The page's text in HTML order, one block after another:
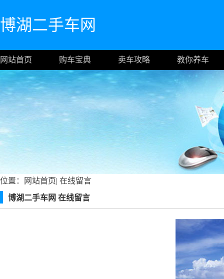
博湖二手车网
网站首页 购车宝典 卖车攻略 教你养车
位置： 网站首页| 在线留言
博湖二手车网 在线留言